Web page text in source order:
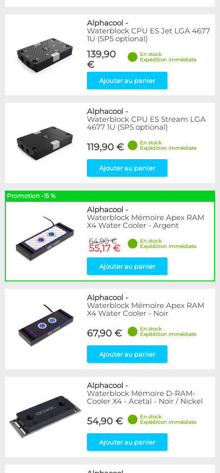
Alphacool -
Waterblock CPU ES Jet LGA 4677
1U (SP5 optional)
139,90
€
En stock
Expédition immédiate
Ajouter au panier
Alphacool -
Waterblock CPU ES Stream LGA
4677 1U (SP5 optional)
119,90 €
En stock
Expédition immédiate
Ajouter au panier
Promotion -15 %
Alphacool -
Waterblock Mémoire Apex RAM
X4 Water Cooler - Argent
64,90 €
55,17 €
En stock
Expédition immédiate
Ajouter au panier
Alphacool -
Waterblock Mémoire Apex RAM
X4 Water Cooler - Noir
67,90 €
En stock
Expédition immédiate
Ajouter au panier
Alphacool -
Waterblock Mémoire D-RAM-
Cooler X4 - Acetal - Noir / Nickel
54,90 €
En stock
Expédition immédiate
Ajouter au panier